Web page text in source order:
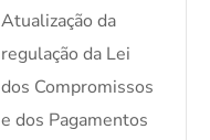
Atualização da
regulação da Lei
dos Compromissos
e dos Pagamentos